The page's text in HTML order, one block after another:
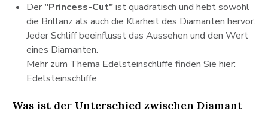
Der"Princess-Cut"ist quadratisch und hebt sowohl
die Brillanz als auch die Klarheit des Diamanten hervor.
Jeder Schliff beeinflusst das Aussehen und den Wert
eines Diamanten.
Mehr zum Thema Edelsteinschliffe finden Sie hier:
Edelsteinschliffe
Was ist der Unterschied zwischen Diamant